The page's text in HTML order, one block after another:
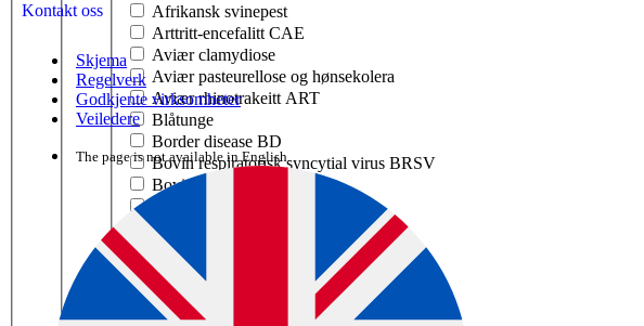
Kontakt oss
Skjema
Regelverk
Godkjente virksomheter
Veiledere
The page is not available in English.
Afrikansk svinepest
Arttritt-encefalitt CAE
Aviær clamydiose
Aviær pasteurellose og hønsekolera
Aviær rhinotrakeitt ART
Blåtunge
Border disease BD
Bovin respiratorisk syncytial virus BRSV
Bovin virusdiare BVD
Enzootisk bovin leukose EBL
Fotråte
Fugleinfluensa
Harepest tularemi
Herpesvirus EHV-1 hos hest